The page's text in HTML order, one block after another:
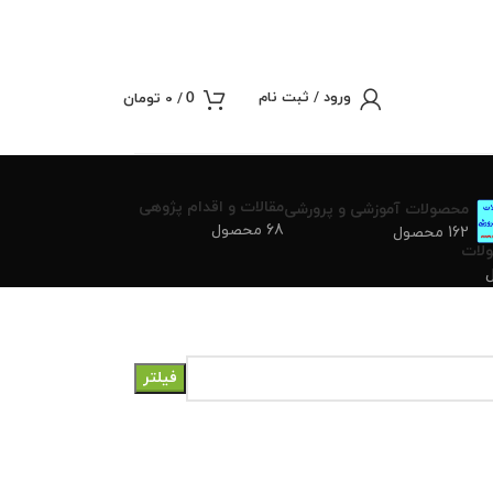
ورود / ثبت نام 0
/
0 تومان
محصولات آموزشی و پرورشی
162 محصول
مقالات و اقدام پژوهی
68 محصول
فیلتر